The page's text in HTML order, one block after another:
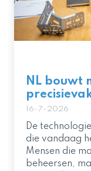
NL bouwt
16-7-2026
De
die vandaag
Mensen die
beheersen,